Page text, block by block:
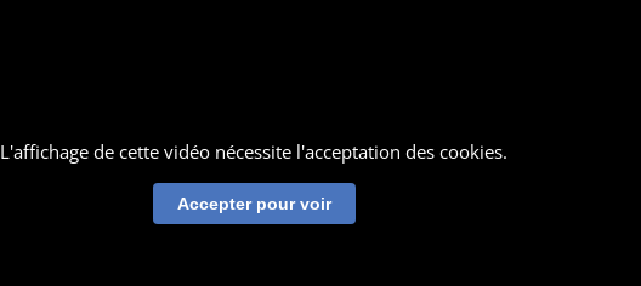
L'affichage de cette vidéo nécessite l'acceptation des cookies.
Accepter pour voir